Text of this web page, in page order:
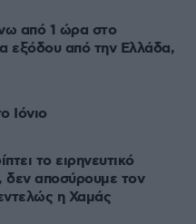
από 1 ώρα στο
εξόδου από την Ελλάδα,
Ιόνιο
το ειρηνευτικό
δεν αποσύρουμε τον
η Χαμάς